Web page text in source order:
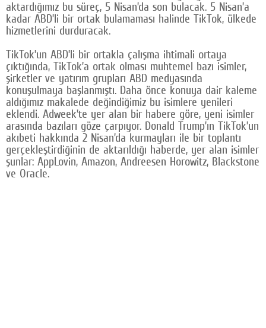
© 2026 TÜM HAKLARI SAKLIDIR
aktardığımız bu süreç, 5 Nisan’da son bulacak. 5 Nisan’a
kadar ABD’li bir ortak bulamaması halinde TikTok, ülkede
hizmetlerini durduracak.
TikTok’un ABD’li bir ortakla çalışma ihtimali ortaya
çıktığında, TikTok’a ortak olması muhtemel bazı isimler,
şirketler ve yatırım grupları ABD medyasında
konuşulmaya başlanmıştı. Daha önce konuya dair kaleme
aldığımız makalede değindiğimiz bu isimlere yenileri
eklendi. Adweek’te yer alan bir habere göre, yeni isimler
arasında bazıları göze çarpıyor. Donald Trump’ın TikTok’un
akıbeti hakkında 2 Nisan’da kurmayları ile bir toplantı
gerçekleştirdiğinin de aktarıldığı haberde, yer alan isimler
şunlar: AppLovin, Amazon, Andreesen Horowitz, Blackstone
ve Oracle.